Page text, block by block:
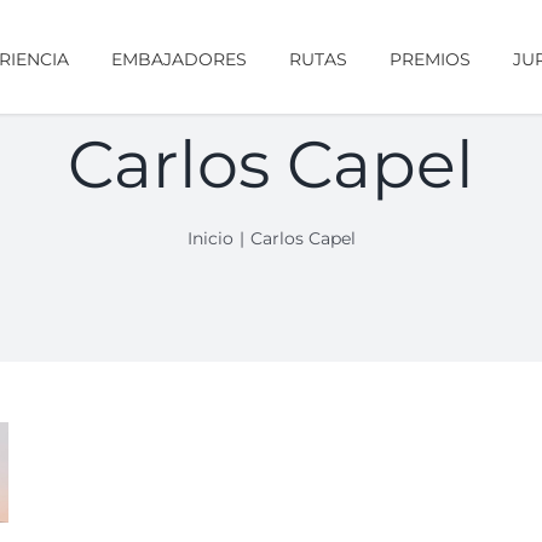
EMBAJADORES RUTAS PREMIOS
Carlos Capel
Inicio Carlos Capel